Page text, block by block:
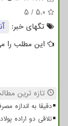
5.0
/
5
تگهای خبر:
این مطلب را
تازه ترین
دقیقا به اندازه
تلاقی دو اراده